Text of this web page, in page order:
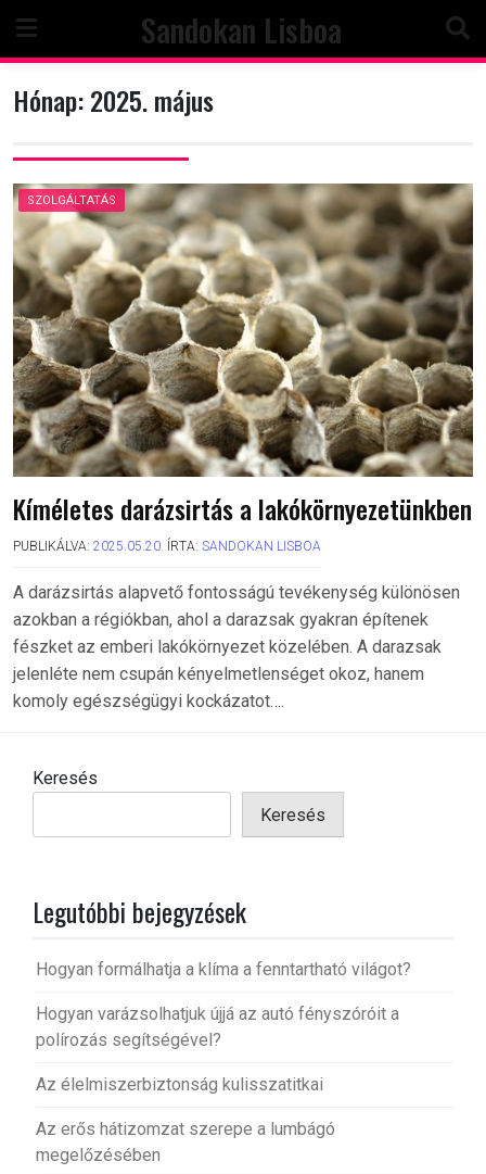
content
Sandokan Lisboa
Hónap:2025. május
SZOLGÁLTATÁS
Kíméletes darázsirtás a lakókörnyezetünkben
PUBLIKÁLVA: 2025.05.20. ÍRTA: SANDOKAN LISBOA
A darázsirtás alapvető fontosságú tevékenység különösen
azokban a régiókban, ahol a darazsak gyakran építenek
fészket az emberi lakókörnyezet közelében. A darazsak
jelenléte nem csupán kényelmetlenséget okoz, hanem
komoly egészségügyi kockázatot….
Keresés
Keresés
Legutóbbi bejegyzések
Hogyan formálhatja a klíma a fenntartható világot?
Hogyan varázsolhatjuk újjá az autó fényszóróit a
polírozás segítségével?
Az élelmiszerbiztonság kulisszatitkai
Az erős hátizomzat szerepe a lumbágó
megelőzésében